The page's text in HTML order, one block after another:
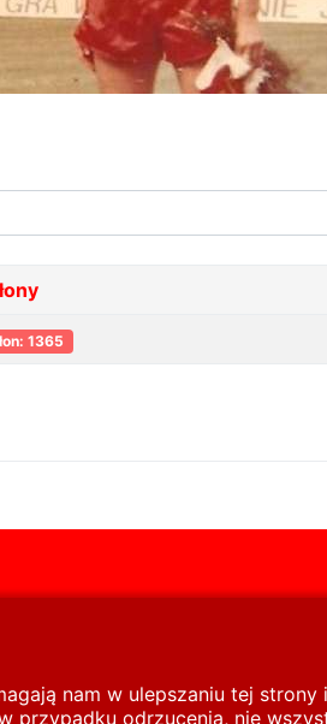
1365
nam w ulepszaniu tej strony
przypadku odrzucenia, nie